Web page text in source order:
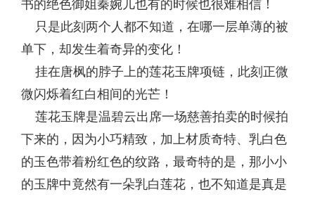
书的绝色御姐秦婉儿也有的时候也很难相信！
只是此刻两个人都不知道，在哪一层单薄的被
单下，却发生着奇异的变化！
挂在唐枫的脖子上的莲花玉牌项链，此刻正微
微闪烁着红白相间的光芒！
莲花玉牌是温碧云出席一场慈善拍卖的时候拍
下来的，因为小巧精致，加上材质奇特、乳白色
的玉色带着粉红色的纹路，最奇特的是，那小小
的玉牌中竟然有一朵乳白莲花，也不知道是真是